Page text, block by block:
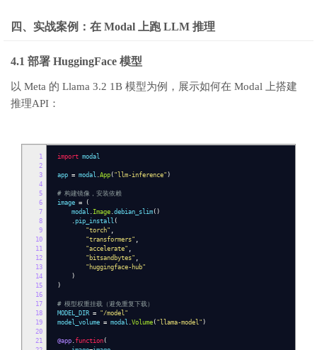
四、实战案例：在 Modal 上跑 LLM 推理
4.1 部署 HuggingFace 模型
以 Meta 的 Llama 3.2 1B 模型为例，展示如何在 Modal 上搭建
推理API：
1
2
3
4
5
6
7
8
9
10
11
12
13
14
15
16
17
18
19
20
21
import modal
app = modal .App ( "llm-inference" )
# 构建镜像，安装依赖
image =
(
modal . Image .debian_slim ()
.pip_install (
"torch" ,
"transformers" ,
"accelerate" ,
"bitsandbytes" ,
"huggingface-hub"
)
)
# 模型权重挂载（避免重复下载）
MODEL_DIR = "/model"
model_volume = modal .Volume ( "llama-model" )
@app .function (